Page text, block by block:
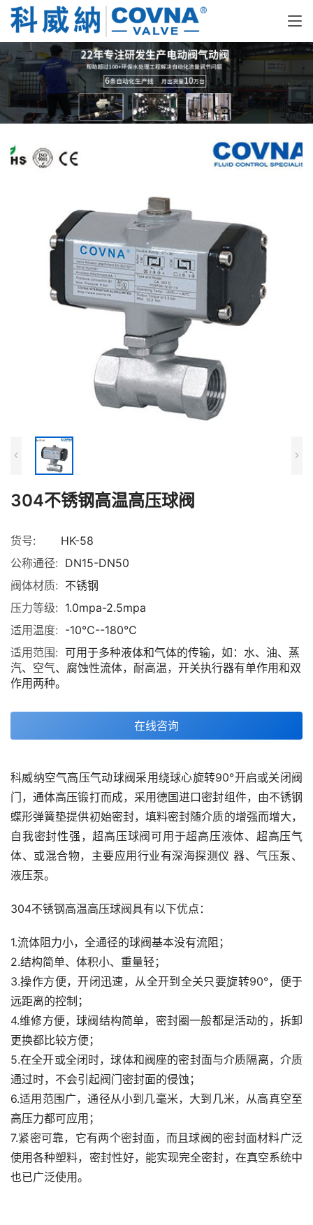
304不锈钢高温高压球阀
货号:
HK-58
公称通径: DN15-DN50
阀体材质: 不锈钢
压力等级: 1.0mpa-2.5mpa
适用温度: -10℃--180℃
适用范围: 可用于多种液体和气体的传输，如：水、油、蒸
汽、空气、腐蚀性流体，耐高温，开关执行器有单作用和双
作用两种。
在线咨询
科威纳空气高压气动球阀采用绕球心旋转90°开启或关闭阀
门，通体高压锻打而成，采用德国进口密封组件，由不锈钢
蝶形弹簧垫提供初始密封，填料密封随介质的增强而增大，
自我密封性强，超高压球阀可用于超高压液体、超高压气
体、或混合物，主要应用行业有深海探测仪 器、气压泵、
液压泵。
304不锈钢高温高压球阀具有以下优点：
1.流体阻力小，全通径的球阀基本没有流阻；
2.结构简单、体积小、重量轻；
3.操作方便，开闭迅速，从全开到全关只要旋转90°，便于
远距离的控制；
4.维修方便，球阀结构简单，密封圈一般都是活动的，拆卸
更换都比较方便；
5.在全开或全闭时，球体和阀座的密封面与介质隔离，介质
通过时，不会引起阀门密封面的侵蚀；
6.适用范围广，通径从小到几毫米，大到几米，从高真空至
高压力都可应用；
7.紧密可靠，它有两个密封面，而且球阀的密封面材料广泛
使用各种塑料，密封性好，能实现完全密封，在真空系统中
也已广泛使用。